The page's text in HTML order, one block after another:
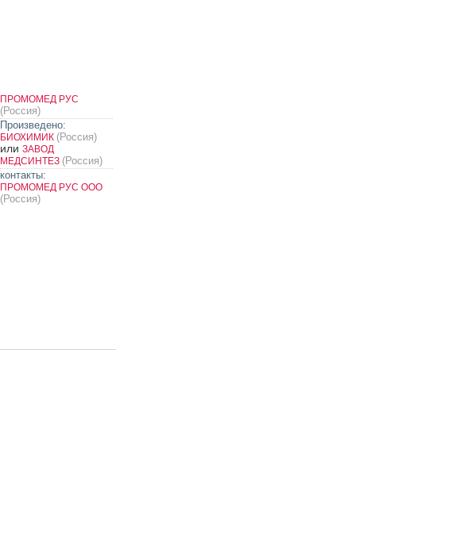
ПРОМОМЕД РУС
(Россия)
Произведено:
БИОХИМИК (Россия)
или ЗАВОД
МЕДСИНТЕЗ (Россия)
контакты:
ПРОМОМЕД РУС ООО
(Россия)